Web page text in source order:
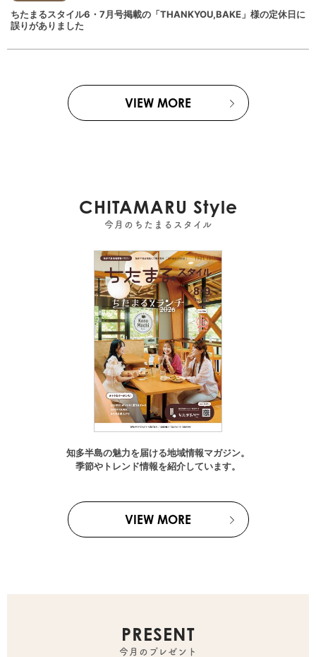
ちたまるスタイル6・7月号掲載の「THANKYOU,BAKE」様の定休日に
誤りがありました
VIEW MORE
CHITAMARU Style
今月のちたまるスタイル
知多半島の魅力を届ける地域情報マガジン。
季節やトレンド情報を紹介しています。
VIEW MORE
PRESENT
今月のプレゼント